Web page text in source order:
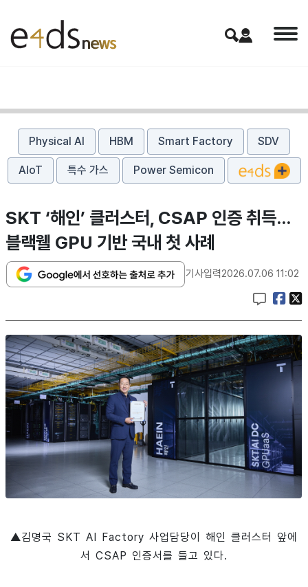
Physical AI HBM Smart Factory SDV
AIoT 특수 가스 Power Semicon
SKT ‘해인’ 클러스터, CSAP 인증 취득…
블랙웰 GPU 기반 국내 첫 사례
기사입력2026.07.06 11:02
▲김명국 SKT AI Factory 사업담당이 해인 클러스터 앞에
서 CSAP 인증서를 들고 있다.